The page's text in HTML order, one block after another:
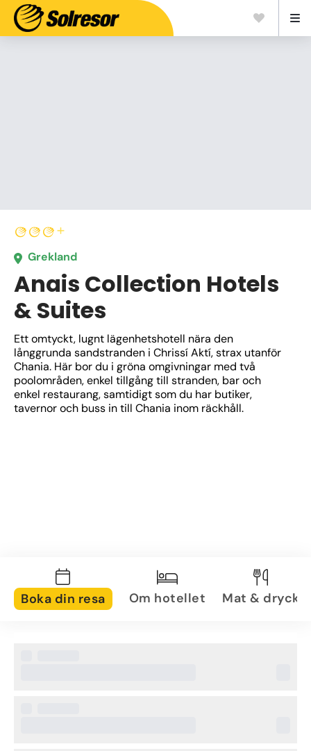
Grekland
Anais Collection Hotels
& Suites
Ett omtyckt, lugnt lägenhetshotell nära den
långgrunda sandstranden i Chrissí Aktí, strax utanför
Chania. Här bor du i gröna omgivningar med två
poolområden, enkel tillgång till stranden, bar och
enkel restaurang, samtidigt som du har butiker,
tavernor och buss in till Chania inom räckhåll.
Boka din resa Om hotellet Mat & dryck